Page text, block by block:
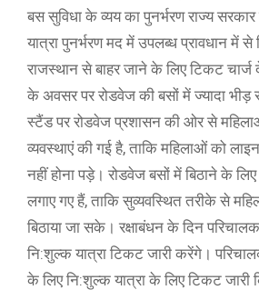
बस सुविधा के व्यय का पुनर्भरण राज्य
यात्रा पुनर्भरण मद में उपलब्ध प्रावधान में से
राजस्थान से बाहर जाने के लिए टिकट चार्ज
के अवसर पर रोडवेज की बसों में ज्यादा भीड़
स्टैंड पर रोडवेज प्रशासन की ओर से
व्यवस्थाएं की गई है, ताकि महिलाओं को
नहीं होना पड़े। रोडवेज बसों में बिठाने के
लगाए गए हैं, ताकि सुव्यवस्थित तरीके से
बिठाया जा सके। रक्षाबंधन के दिन
नि:शुल्क यात्रा टिकट जारी करेंगे।
के लिए नि:शुल्क यात्रा के लिए टिकट जारी